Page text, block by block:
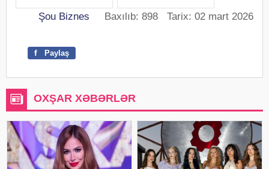
Şou Biznes Baxılıb: 898 Tarix: 02 mart 2026
f Paylaş
OXŞAR XƏBƏRLƏR